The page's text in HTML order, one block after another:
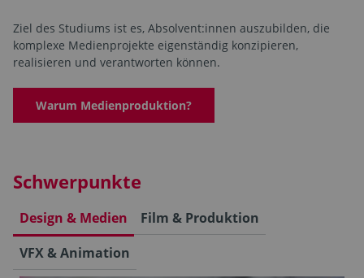
Ziel des Studiums ist es, Absolvent:innen auszubilden, die
komplexe Medienprojekte eigenständig konzipieren,
realisieren und verantworten können.
Warum Medienproduktion?
Schwerpunkte
Design & Medien
Film & Produktion
VFX & Animation